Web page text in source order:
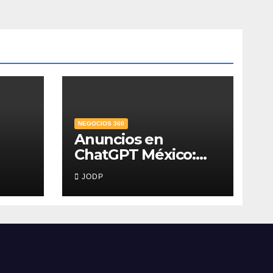
NEGOCIOS 360
Anuncios en
ChatGPT México:
¿quién los verá y
qué pasará con las
conversaciones?
JODP